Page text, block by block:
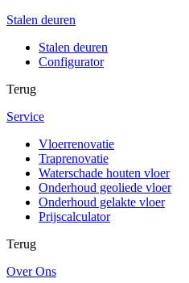
Stalen deuren
Stalen deuren
Configurator
Terug
Service
Vloerrenovatie
Traprenovatie
Waterschade houten vloer
Onderhoud geoliede vloer
Onderhoud gelakte vloer
Prijscalculator
Terug
Over Ons